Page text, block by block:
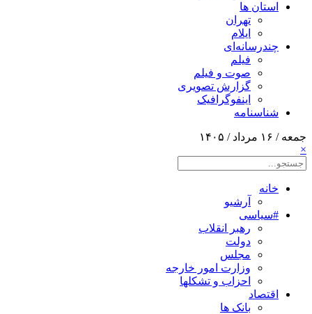
استان ها
تهران
ایلام
چندرسانه‌ای
فیلم
صوت و فیلم
گزارش تصویری
اینفوگرافیک
شناسنامه
جمعه / ۱۶ مرداد / ۱۴۰۵
×
خانه
آرشیو
#سیاسی
رهبر انقلاب
دولت
مجلس
وزارت امور خارجه
احزاب و تشکلها
اقتصاد
بانک ها